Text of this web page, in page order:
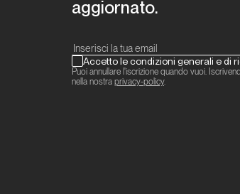
aggiornato.
Accetto le condizioni generali e di
Puoi annullare l'iscrizione quando vuoi.
nella nostra privacy-policy.